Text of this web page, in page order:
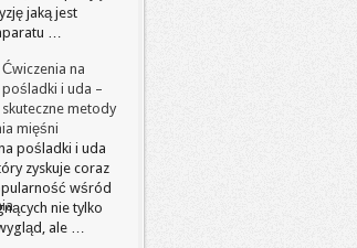
jaką jest
…
Ćwiczenia na
pośladki i uda –
skuteczne metody
mięśni
pośladki i uda
zyskuje coraz
wśród
nie tylko
ale …